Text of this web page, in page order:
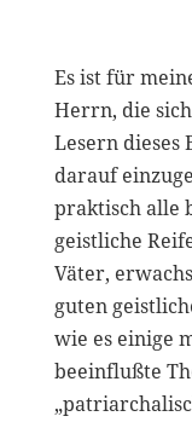
Es ist für
Herrn, die
Lesern dieses
darauf
praktisch alle
geistliche
Väter,
guten
wie es einige
beeinflußte